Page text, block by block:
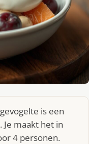
is een
maakt het in
4 personen.